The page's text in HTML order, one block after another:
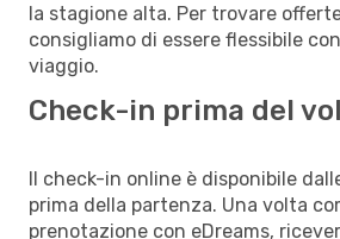
la stagione alta. Per trovare
consigliamo di essere flessibile
viaggio.
Check-in prima del
Il check-in online è disponibile
prima della partenza. Una volta
prenotazione con eDreams,